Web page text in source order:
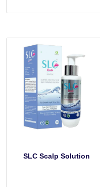
SLC Scalp Solution